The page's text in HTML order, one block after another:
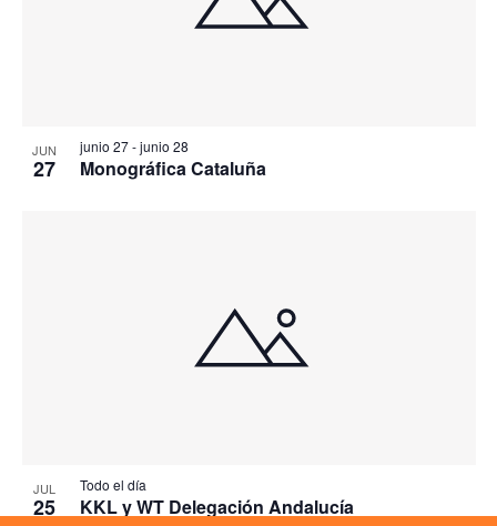
JUN
27
junio 27-junio 28
Monográfica Cataluña
JUL
25
Todo el día
KKL y WT Delegación Andalucía